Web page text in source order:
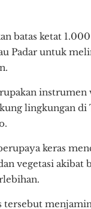
batas ketat
Padar untuk
instrumen
lingkungan di
keras
vegetasi akibat
tersebut